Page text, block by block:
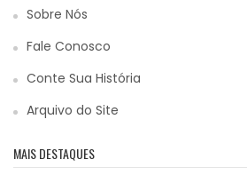
Sobre Nós
Fale Conosco
Conte Sua História
Arquivo do Site
MAIS DESTAQUES